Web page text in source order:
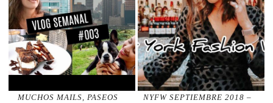
MUCHOS MAILS, PASEOS
NYFW SEPTIEMBRE 2018 –